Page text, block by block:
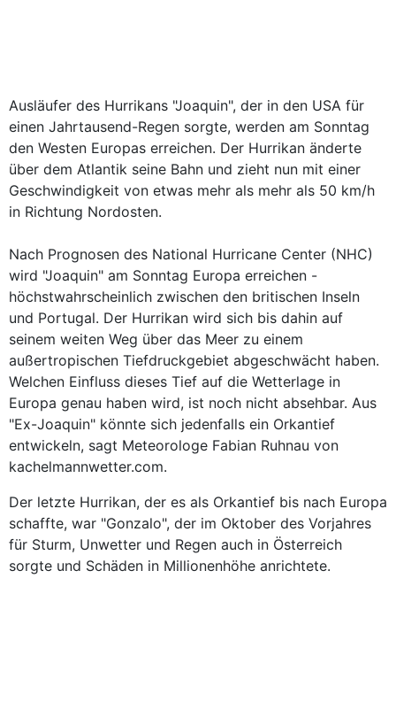
Ausläufer des Hurrikans "Joaquin", der in den USA für
einen Jahrtausend-Regen sorgte, werden am Sonntag
den Westen Europas erreichen. Der Hurrikan änderte
über dem Atlantik seine Bahn und zieht nun mit einer
Geschwindigkeit von etwas mehr als mehr als 50 km/h
in Richtung Nordosten.
Nach Prognosen des National Hurricane Center (NHC)
wird "Joaquin" am Sonntag Europa erreichen -
höchstwahrscheinlich zwischen den britischen Inseln
und Portugal. Der Hurrikan wird sich bis dahin auf
seinem weiten Weg über das Meer zu einem
außertropischen Tiefdruckgebiet abgeschwächt haben.
Welchen Einfluss dieses Tief auf die Wetterlage in
Europa genau haben wird, ist noch nicht absehbar. Aus
"Ex-Joaquin" könnte sich jedenfalls ein Orkantief
entwickeln, sagt Meteorologe Fabian Ruhnau von
kachelmannwetter.com.
Der letzte Hurrikan, der es als Orkantief bis nach Europa
schaffte, war "Gonzalo", der im Oktober des Vorjahres
für Sturm, Unwetter und Regen auch in Österreich
sorgte und Schäden in Millionenhöhe anrichtete.